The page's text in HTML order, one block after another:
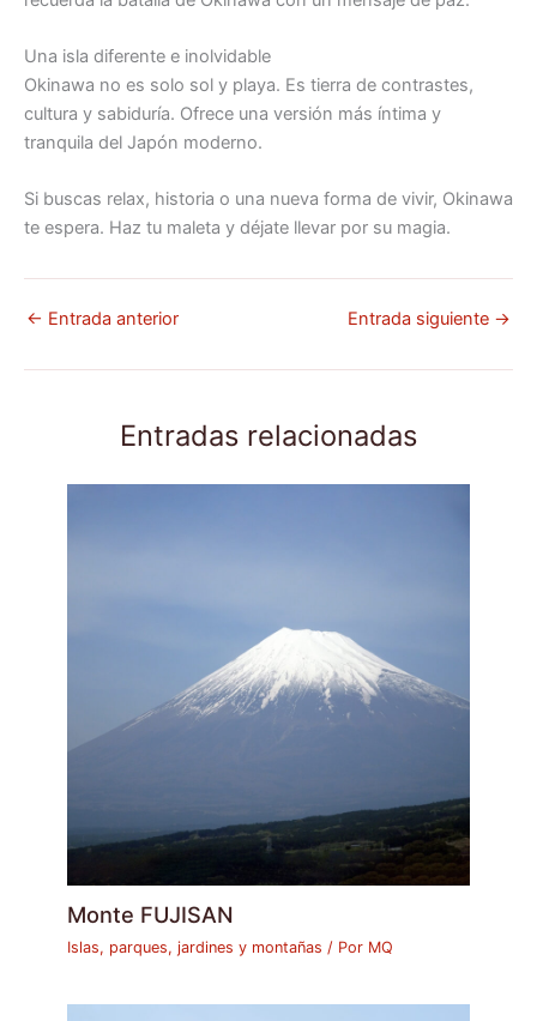
Una isla diferente e inolvidable
Okinawa no es solo sol y playa. Es tierra de contrastes,
cultura y sabiduría. Ofrece una versión más íntima y
tranquila del Japón moderno.
Si buscas relax, historia o una nueva forma de vivir, Okinawa
te espera. Haz tu maleta y déjate llevar por su magia.
← Entrada anterior Entrada siguiente →
Entradas relacionadas
Monte FUJISAN
Islas, parques, jardines y montañas / Por MQ